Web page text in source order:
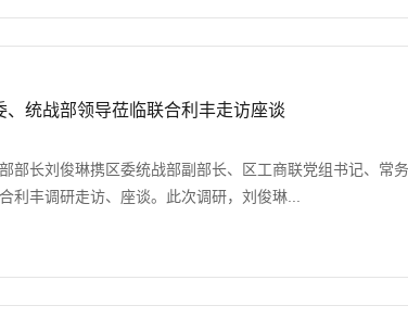
、统战部领导莅临联合利丰走访座谈
部长刘俊琳携区委统战部副部长、区工商联党组书记、常务
利丰调研走访、座谈。此次调研，刘俊琳...